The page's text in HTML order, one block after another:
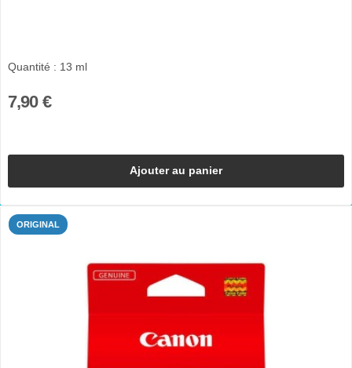
Quantité : 13 ml
7,90 €
Ajouter au panier
ORIGINAL